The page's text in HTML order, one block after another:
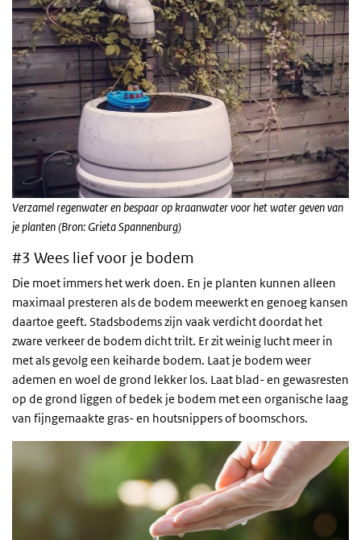
Verzamel regenwater en bespaar op kraanwater voor het water geven van
je planten (Bron: Grieta Spannenburg)
#3 Wees lief voor je bodem
Die moet immers het werk doen. En je planten kunnen alleen
maximaal presteren als de bodem meewerkt en genoeg kansen
daartoe geeft. Stadsbodems zijn vaak verdicht doordat het
zware verkeer de bodem dicht trilt. Er zit weinig lucht meer in
met als gevolg een keiharde bodem. Laat je bodem weer
ademen en woel de grond lekker los. Laat blad- en gewasresten
op de grond liggen of bedek je bodem met een organische laag
van fijngemaakte gras- en houtsnippers of boomschors.